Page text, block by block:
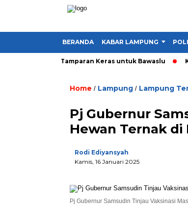
BERANDA KABAR LAMPUNG
Alat Politik, Tamparan Keras untuk Bawaslu
Home / Lampung / Lampung
Pj Gubernur
Hewan Ternak
Rodi Ediyansyah
Kamis, 16 Januari 2025
Pj Gubernur Samsudin Tinjau Vaksinasi